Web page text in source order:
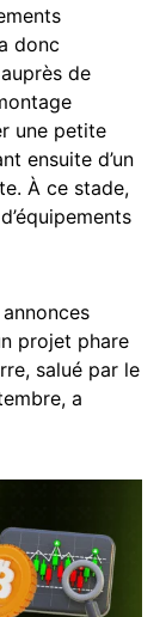
donc
de
une petite
ensuite d’un
À ce stade,
projet phare
salué par le
a